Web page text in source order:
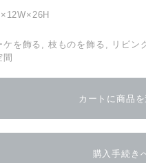
ケを飾る, 枝ものを飾る, リビン
間
カートに商品を
購入手続き